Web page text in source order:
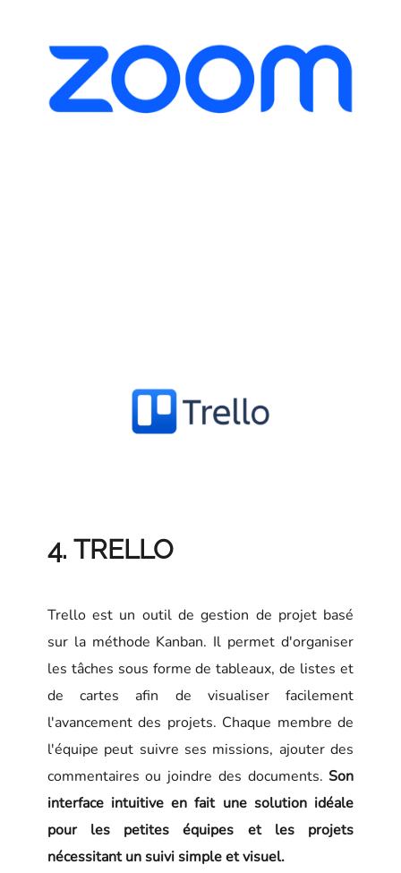
4. TRELLO
Trello est un outil de gestion de projet basé
sur la méthode Kanban. Il permet d'organiser
les tâches sous forme de tableaux, de listes et
de cartes afin de visualiser facilement
l'avancement des projets. Chaque membre de
l'équipe peut suivre ses missions, ajouter des
commentaires ou joindre des documents. Son
interface intuitive en fait une solution idéale
pour les petites équipes et les projets
nécessitant un suivi simple et visuel.